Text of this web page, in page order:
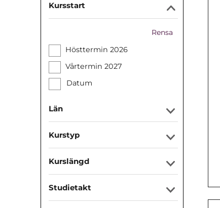
Kursstart
Rensa
Hösttermin 2026
Vårtermin 2027
Datum
Län
Kurstyp
Kurslängd
Studietakt